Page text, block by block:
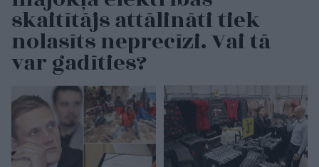
skaitītājs attālināti tiek
nolasīts neprecīzi. Vai tā
var gadīties?